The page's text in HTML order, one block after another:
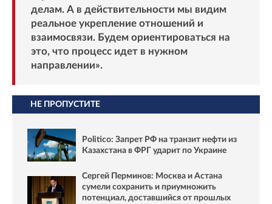
делам. А в действительности мы видим
реальное укрепление отношений и
взаимосвязи. Будем ориентироваться на
это, что процесс идет в нужном
направлении».
НЕ ПРОПУСТИТЕ
Politico: Запрет РФ на транзит нефти из
Казахстана в ФРГ ударит по Украине
Сергей Перминов: Москва и Астана
сумели сохранить и приумножить
потенциал, доставшийся от прошлых